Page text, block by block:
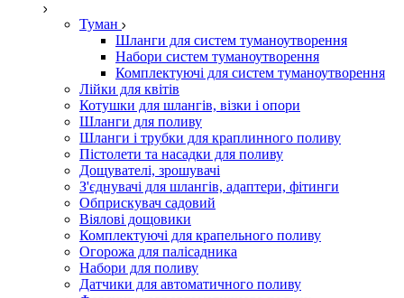
Туман
Шланги для систем туманоутворення
Набори систем туманоутворення
Комплектуючі для систем туманоутворення
Лійки для квітів
Котушки для шлангів, візки і опори
Шланги для поливу
Шланги і трубки для краплинного поливу
Пістолети та насадки для поливу
Дощувателі, зрошувачі
З'єднувачі для шлангів, адаптери, фітинги
Обприскувач садовий
Віялові дощовики
Комплектуючі для крапельного поливу
Огорожа для палісадника
Набори для поливу
Датчики для автоматичного поливу